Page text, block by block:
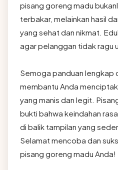
pisang goreng madu
terbakar, melainkan hasil
yang sehat dan nikmat.
agar pelanggan tidak ragu
Semoga panduan lengkap
membantu Anda
yang manis dan legit.
bukti bahwa keindahan
di balik tampilan yang
Selamat mencoba dan
pisang goreng madu Anda!